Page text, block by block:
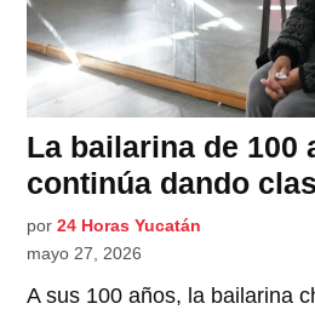
La bailarina de 100
continúa dando
por 24 Horas Yucatán
mayo 27, 2026
A sus 100 años, la bailarina